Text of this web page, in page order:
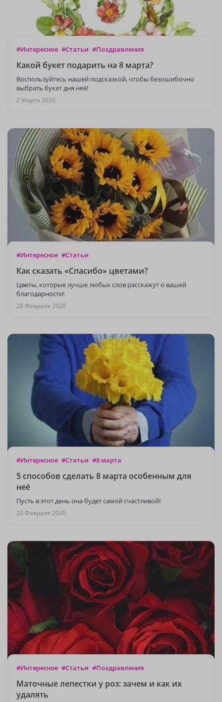
#Интересное #Статьи #Поздравления
Какой букет подарить на 8 марта?
Воспользуйтесь нашей подсказкой, чтобы безошибочно
выбрать букет дня неё!
2 Марта 2020
#Интересное #Статьи
Как сказать «Спасибо» цветами?
Цветы, которые лучше любых слов расскажут о вашей
благодарности!
28 Февраля 2020
#Интересное #Статьи #8 марта
5 способов сделать 8 марта особенным для
неё
Пусть в этот день она будет самой счастливой!
20 Февраля 2020
#Интересное #Статьи #Поздравления
Маточные лепестки у роз: зачем и как их
удалять